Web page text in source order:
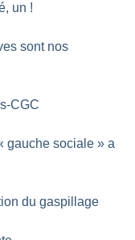
un !
sont nos
CGC
gauche sociale » a
du gaspillage